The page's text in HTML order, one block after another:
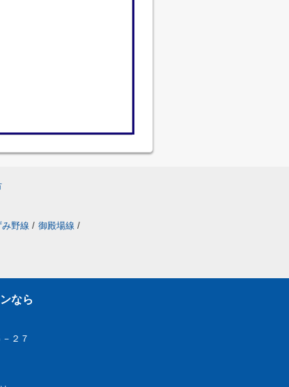
野線 / 御殿場線 /
なら
２７